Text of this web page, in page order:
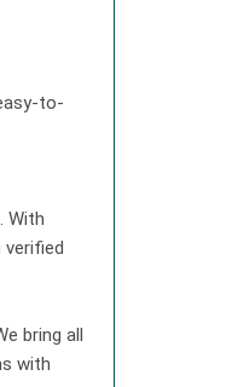
to-
With
bring all
with